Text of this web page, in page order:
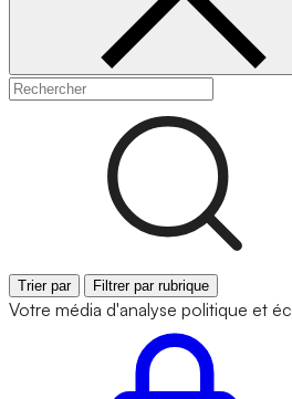
Trier par Filtrer par rubrique
Votre média d'analyse politique et